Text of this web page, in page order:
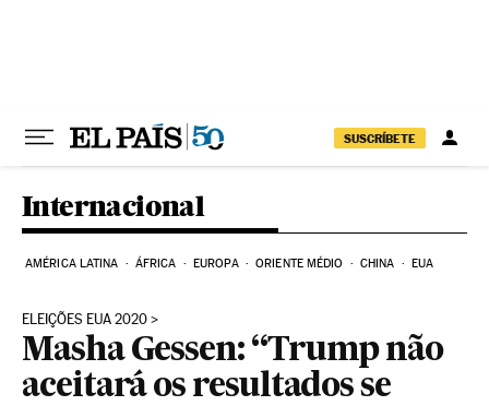
SUSCRÍBETE
Internacional
AMÉRICA LATINA ÁFRICA EUROPA ORIENTE MÉDIO CHINA EUA
ELEIÇÕES EUA 2020
Masha Gessen: “Trump não
aceitará os resultados se